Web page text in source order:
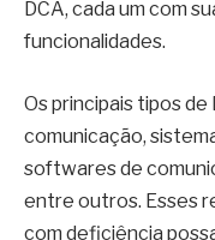
DCA, cada um com
funcionalidades.
Os principais tipos de
comunicação,
softwares de
entre outros. Esses
com deficiência